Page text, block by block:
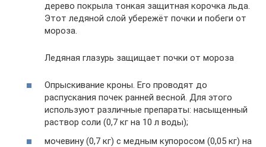
дерево покрыла тонкая защитная корочка льда.
Этот ледяной слой убережёт почки и побеги от
мороза.
Ледяная глазурь защищает почки от мороза
Опрыскивание кроны. Его проводят до
распускания почек ранней весной. Для этого
используют различные препараты: насыщенный
раствор соли (0,7 кг на 10 л воды);
мочевину (0,7 кг) с медным купоросом (0,05 кг) на